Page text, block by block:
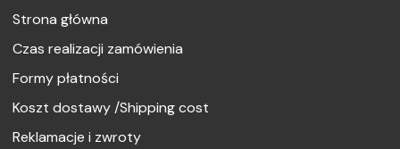
Strona główna
Czas realizacji zamówienia
Formy płatności
Koszt dostawy /Shipping cost
Reklamacje i zwroty